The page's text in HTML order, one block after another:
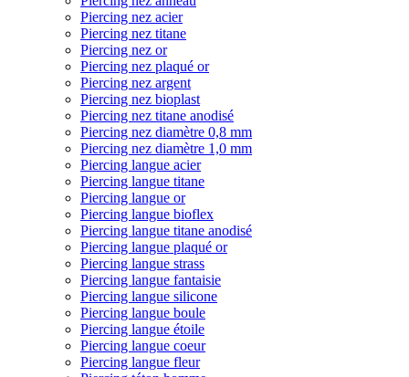
Piercing nez acier
Piercing nez titane
Piercing nez or
Piercing nez plaqué or
Piercing nez argent
Piercing nez bioplast
Piercing nez titane anodisé
Piercing nez diamètre 0,8 mm
Piercing nez diamètre 1,0 mm
Piercing langue acier
Piercing langue titane
Piercing langue or
Piercing langue bioflex
Piercing langue titane anodisé
Piercing langue plaqué or
Piercing langue strass
Piercing langue fantaisie
Piercing langue silicone
Piercing langue boule
Piercing langue étoile
Piercing langue coeur
Piercing langue fleur